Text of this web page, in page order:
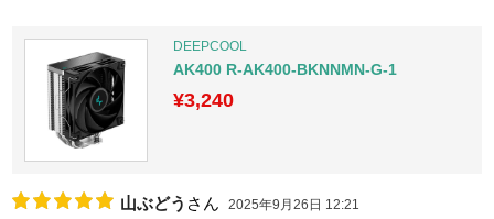
DEEPCOOL
AK400 R-AK400-BKNNMN-G-1
¥3,240
山ぶどう さん 2025年9月26日 12:21